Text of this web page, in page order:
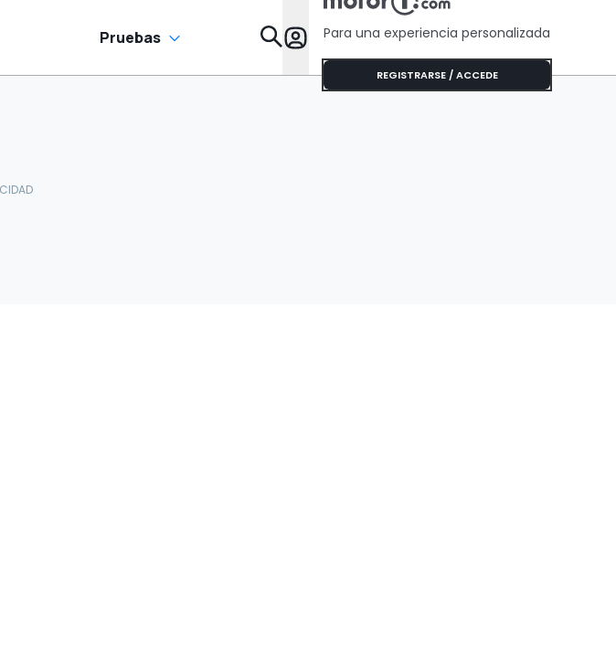
Pruebas Para una experiencia personalizada
REGISTRARSE / ACCEDE